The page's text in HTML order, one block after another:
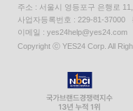
주소 : 서울시 영등포구 은행로
사업자등록번호 : 229-81-37000
이메일 :
Copyright ⓒ YES24 Corp. All